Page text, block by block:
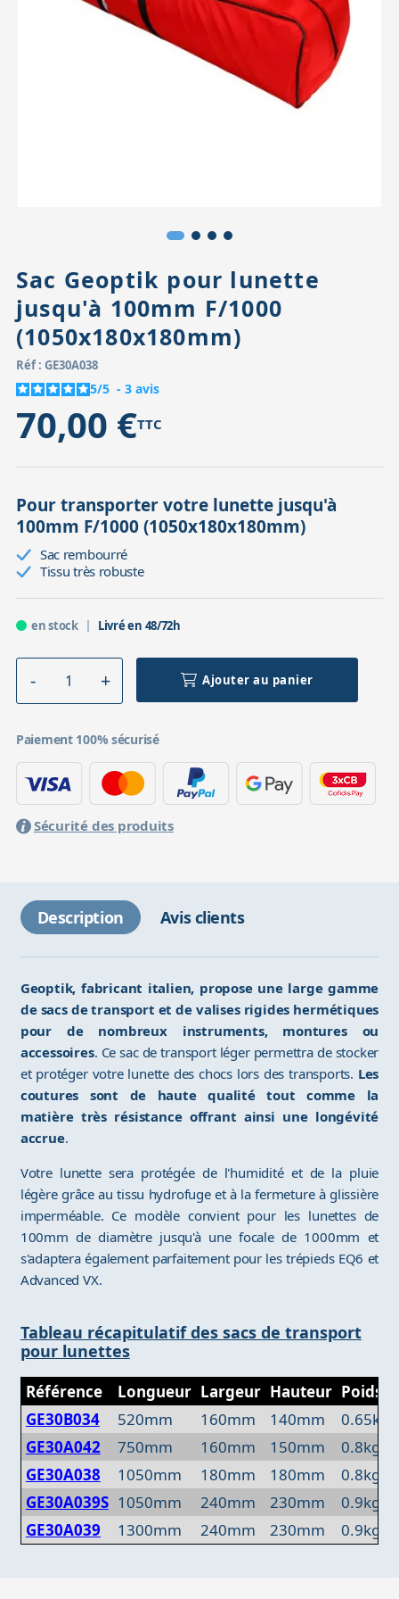
Accessoires pour montures
Têtes
Pièces détachées
Sac Geoptik pour lunette
jusqu'à 100mm F/1000
(1050x180x180mm)
Réf : GE30A038
5/5 - 3 avis
70,00 €TTC
Pour transporter votre lunette jusqu'à
100mm F/1000 (1050x180x180mm)
Sac rembourré
Tissu très robuste
en stock Livré en 48/72h
Ajouter au panier
Paiement 100% sécurisé
Sécurité des produits
Description Avis clients
Geoptik, fabricant italien, propose une large gamme
de sacs de transport et de valises rigides hermétiques
pour de nombreux instruments, montures ou
accessoires. Ce sac de transport léger permettra de stocker
et protéger votre lunette des chocs lors des transports. Les
coutures sont de haute qualité tout comme la
matière très résistance offrant ainsi une longévité
accrue.
Votre lunette sera protégée de l'humidité et de la pluie
légère grâce au tissu hydrofuge et à la fermeture à glissière
imperméable. Ce modèle convient pour les lunettes de
100mm de diamètre jusqu'à une focale de 1000mm et
s'adaptera également parfaitement pour les trépieds EQ6 et
Advanced VX.
Tableau récapitulatif des sacs de transport
pour lunettes
Référence Longueur Largeur Hauteur Poids
GE30B034
520mm 160mm 140mm
0.65kg
GE30A042
750mm 160mm 150mm
0.8kg
GE30A038
1050mm 180mm 180mm
0.8kg
GE30A039S 1050mm 240mm 230mm
0.9kg
GE30A039
1300mm 240mm 230mm 0.9kg